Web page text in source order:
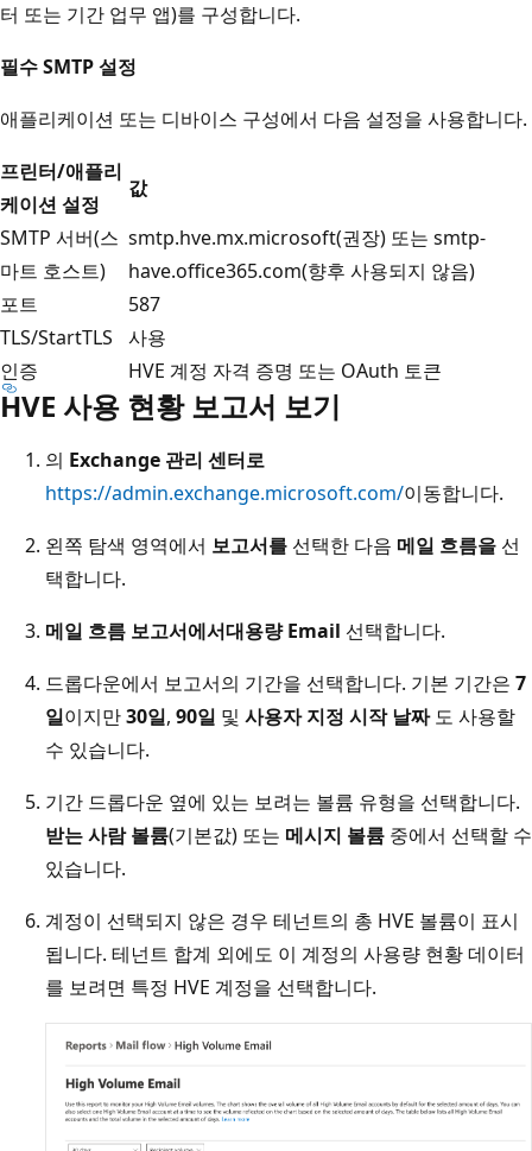
터 또는 기간 업무 앱)를 구성합니다.
필수 SMTP 설정
애플리케이션 또는 디바이스 구성에서 다음 설정을 사용합니다.
프린터/애플리
케이션 설정
값
SMTP 서버(스
마트 호스트)
smtp.hve.mx.microsoft(권장) 또는 smtp-
have.office365.com(향후 사용되지 않음)
포트
587
TLS/StartTLS
사용
인증
HVE 계정 자격 증명 또는 OAuth 토큰
HVE 사용 현황 보고서 보기
의 Exchange 관리 센터로
https://admin.exchange.microsoft.com/이동합니다.
왼쪽 탐색 영역에서 보고서를 선택한 다음 메일 흐름을 선
택합니다.
메일 흐름 보고서에서대용량 Email 선택합니다.
드롭다운에서 보고서의 기간을 선택합니다. 기본 기간은 7
일이지만30일, 90일 및 사용자 지정 시작 날짜도 사용할
수 있습니다.
기간 드롭다운 옆에 있는 보려는 볼륨 유형을 선택합니다.
받는 사람 볼륨(기본값) 또는 메시지 볼륨 중에서 선택할 수
있습니다.
계정이 선택되지 않은 경우 테넌트의 총 HVE 볼륨이 표시
됩니다. 테넌트 합계 외에도 이 계정의 사용량 현황 데이터
를 보려면 특정 HVE 계정을 선택합니다.